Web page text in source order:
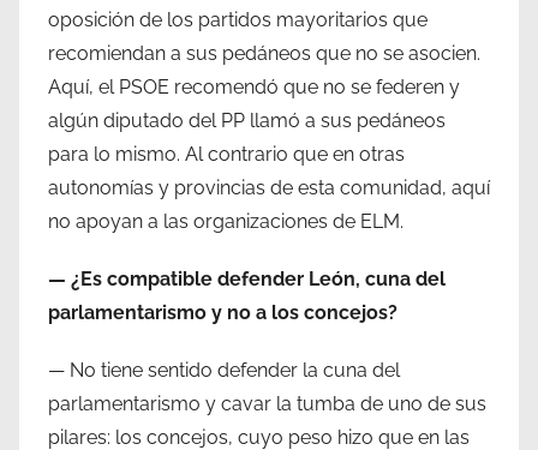
oposición de los partidos mayoritarios que
recomiendan a sus pedáneos que no se asocien.
Aquí, el PSOE recomendó que no se federen y
algún diputado del PP llamó a sus pedáneos
para lo mismo. Al contrario que en otras
autonomías y provincias de esta comunidad, aquí
no apoyan a las organizaciones de ELM.
— ¿Es compatible defender León, cuna del
parlamentarismo y no a los concejos?
— No tiene sentido defender la cuna del
parlamentarismo y cavar la tumba de uno de sus
pilares: los concejos, cuyo peso hizo que en las